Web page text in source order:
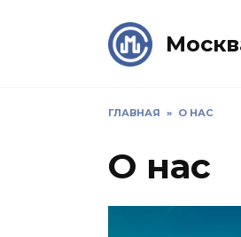
ГЛАВНАЯ » О НАС
О нас